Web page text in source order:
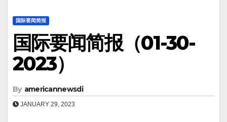
国际要闻简报
国际要闻简报（01-30-
2023）
By americannewsdi
JANUARY 29, 2023